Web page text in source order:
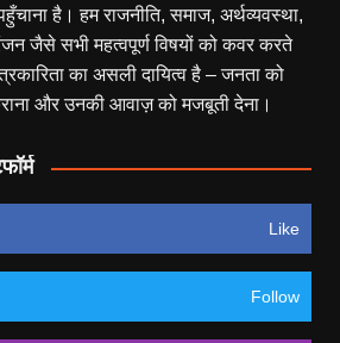
है। हम राजनीति, समाज, अर्थव्यवस्था,
जैसे सभी महत्वपूर्ण विषयों को कवर करते
का असली दायित्व है – जनता को
और उनकी आवाज़ को मजबूती देना।
Like
Follow